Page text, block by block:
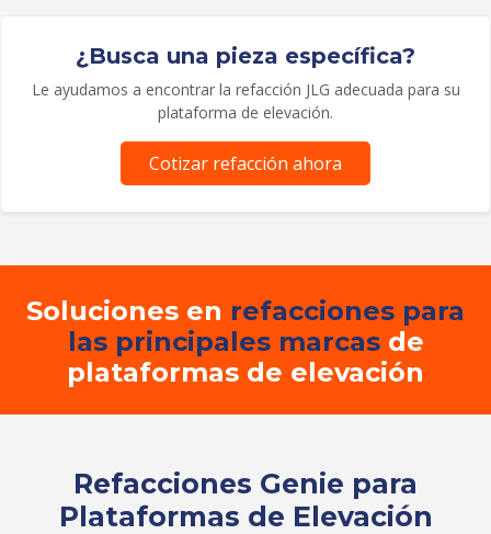
¿Busca una pieza específica?
Le ayudamos a encontrar la refacción JLG adecuada para su
plataforma de elevación.
Cotizar refacción ahora
Soluciones en refacciones para
las principales marcasde
plataformas de elevación
Refacciones Genie para
Plataformas de Elevación